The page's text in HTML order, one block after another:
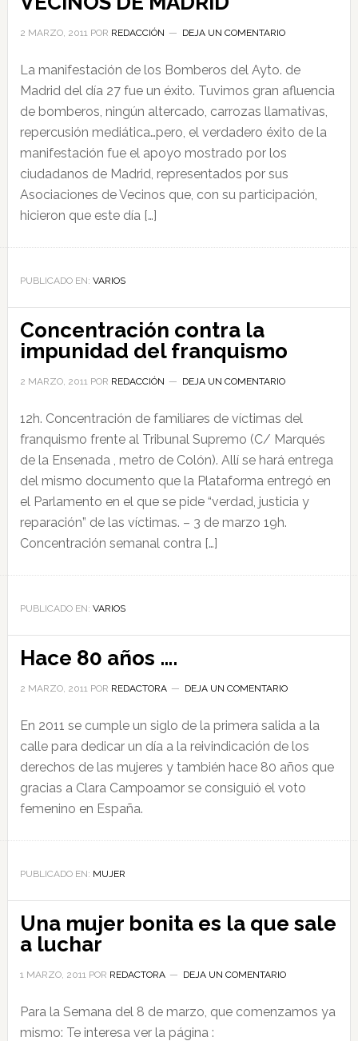
2 MARZO, 2011POR REDACCIÓN DEJA UN COMENTARIO
La manifestación de los Bomberos del Ayto. de
Madrid del día 27 fue un éxito. Tuvimos gran afluencia
de bomberos, ningún altercado, carrozas llamativas,
repercusión mediática…pero, el verdadero éxito de la
manifestación fue el apoyo mostrado por los
ciudadanos de Madrid, representados por sus
Asociaciones de Vecinos que, con su participación,
hicieron que este día […]
PUBLICADO EN: VARIOS
Concentración contra la
impunidad del franquismo
2 MARZO, 2011POR REDACCIÓN DEJA UN COMENTARIO
12h. Concentración de familiares de víctimas del
franquismo frente al Tribunal Supremo (C/ Marqués
de la Ensenada , metro de Colón). Allí se hará entrega
del mismo documento que la Plataforma entregó en
el Parlamento en el que se pide “verdad, justicia y
reparación” de las víctimas. – 3 de marzo 19h.
Concentración semanal contra […]
PUBLICADO EN: VARIOS
Hace 80 años ….
2 MARZO, 2011POR REDACTORA DEJA UN COMENTARIO
En 2011 se cumple un siglo de la primera salida a la
calle para dedicar un día a la reivindicación de los
derechos de las mujeres y también hace 80 años que
gracias a Clara Campoamor se consiguió el voto
femenino en España.
PUBLICADO EN: MUJER
Una mujer bonita es la que sale
a luchar
1 MARZO, 2011POR REDACTORA DEJA UN COMENTARIO
Para la Semana del 8 de marzo, que comenzamos ya
mismo: Te interesa ver la página :